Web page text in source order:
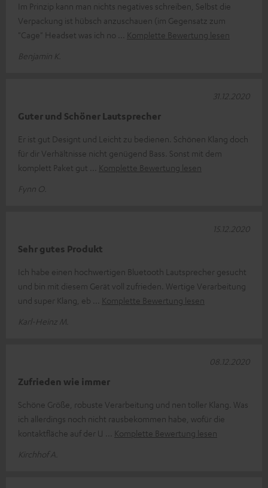
Im Prinzip kann man nichts negatives schreiben, Selbst die
Verpackung ist hübsch anzuschauen (im Gegensatz zum
"Cage" Headset was ich no
Komplette Bewertung lesen
Benjamin K.
Guter und Schöner Lautsprecher
Er ist gut Designt und Leicht zu bedienen. Schönen Klang doch
für dir Verhältnisse nicht genügend Bass. Sonst mit dem
komplett Paket gut
Komplette Bewertung lesen
Fynn O.
31.12.2020
Sehr gutes Produkt
Ich habe einen hochwertigen Bluetooth Lautsprecher gesucht
und bin mit diesem Gerät voll zufrieden. Wertige Verarbeitung
und super Klang, eb
Komplette Bewertung lesen
Karl-Heinz M.
15.12.2020
Zufrieden wie immer
Schöne Größe, robuste Verarbeitung und nen toller Klang. Was
ich allerdings noch nicht rausbekommen habe, wofür die
kontaktfläche auf der U
Komplette Bewertung lesen
Kirchhof A.
08.12.2020